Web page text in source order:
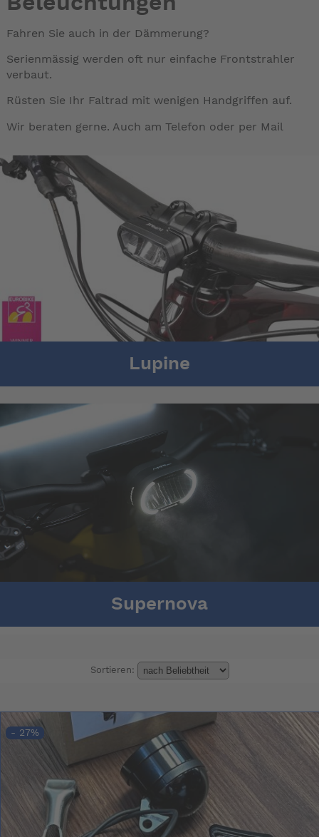
Fahren Sie auch in der Dämmerung?
Serienmässig werden oft nur einfache Frontstrahler
verbaut.
Rüsten Sie Ihr Faltrad mit wenigen Handgriffen auf.
Wir beraten gerne. Auch am Telefon oder per Mail
Lupine
Supernova
Sortieren:
- 27%